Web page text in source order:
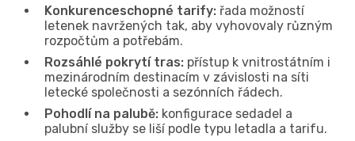
Konkurenceschopné tarify: řada možností
letenek navržených tak, aby vyhovovaly různým
rozpočtům a potřebám.
Rozsáhlé pokrytí tras: přístup k vnitrostátním i
mezinárodním destinacím v závislosti na síti
letecké společnosti a sezónních řádech.
Pohodlí na palubě: konfigurace sedadel a
palubní služby se liší podle typu letadla a tarifu.